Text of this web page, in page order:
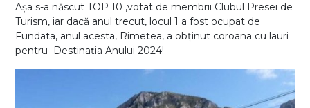
Așa s-a născut TOP 10 ,votat de membrii Clubul Presei de
Turism, iar dacă anul trecut, locul 1 a fost ocupat de
Fundata, anul acesta, Rimetea, a obținut coroana cu lauri
pentru Destinația Anului 2024!